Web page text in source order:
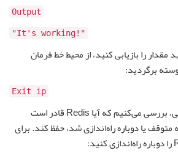
Output
"!It's working"
مقدار را بازیابی کنید، از محیط خط فرمان
Exit ip
به عنوان یک آزمایش نهایی، بررسی می‌کنیم که آیا Redis قادر است
یا دوباره راه‌اندازی شد، حفظ کند. برای